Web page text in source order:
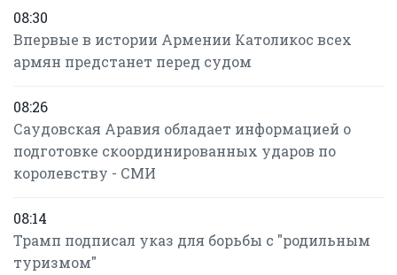
08:30
Впервые в истории Армении Католикос всех
армян предстанет перед судом
08:26
Саудовская Аравия обладает информацией о
подготовке скоординированных ударов по
королевству - СМИ
08:14
Трамп подписал указ для борьбы с "родильным
туризмом"